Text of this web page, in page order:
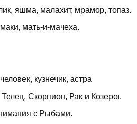
яшма, малахит, мрамор, топаз.
мать-и-мачеха.
кузнечик, астра
Скорпион, Рак и Козерог.
с Рыбами.